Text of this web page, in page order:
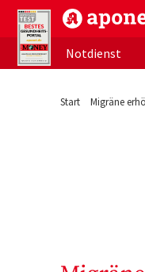
aponet.de -
Notdienst
Start Migräne